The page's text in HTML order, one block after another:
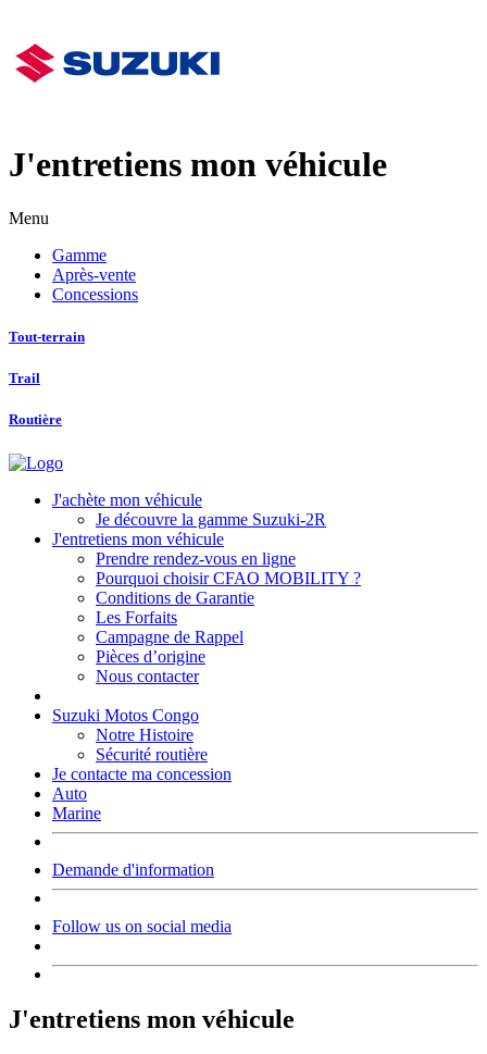
J'entretiens mon véhicule
Menu
Gamme
Après-vente
Concessions
Tout-terrain
Trail
Routière
J'achète mon véhicule
Je découvre la gamme Suzuki-2R
J'entretiens mon véhicule
Prendre rendez-vous en ligne
Pourquoi choisir CFAO MOBILITY ?
Conditions de Garantie
Les Forfaits
Campagne de Rappel
Pièces d’origine
Nous contacter
Suzuki Motos Congo
Notre Histoire
Sécurité routière
Je contacte ma concession
Auto
Marine
Demande d'information
Follow us on social media
J'entretiens mon véhicule